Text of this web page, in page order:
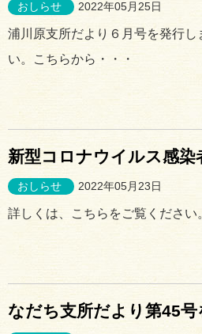
おしらせ 2022年05月25日
浦川原支所だより６月号を発行し
い。こちらから・・・
新型コロナウイルス感染
おしらせ 2022年05月23日
詳しくは、こちらをご覧ください
なだち支所だより第45号